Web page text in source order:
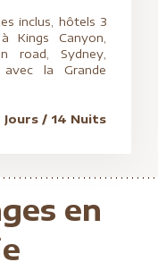
inclus, hôtels 3
Kings Canyon,
road, Sydney,
la Grande
Jours / 14 Nuits
en